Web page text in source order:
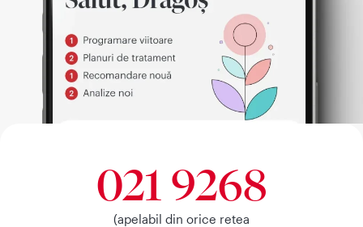
021 9268
(apelabil din orice retea